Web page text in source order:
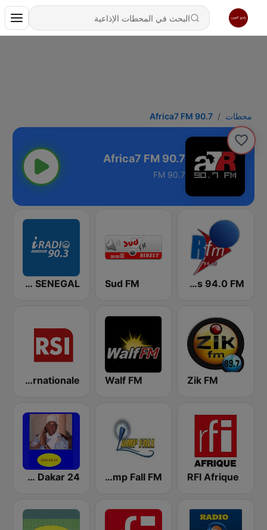
محطات Africa7 FM 90.7
Africa7 FM 90.7
90.7 FM
RFM Radio Futurs Medias 94.0 FM
Sud FM
IRADIO SENEGAL
Zik FM
Walf FM
RSI - Radio Sénégal Internationale
RFI Afrique
Lamp Fall FM
Radio Dakar 24